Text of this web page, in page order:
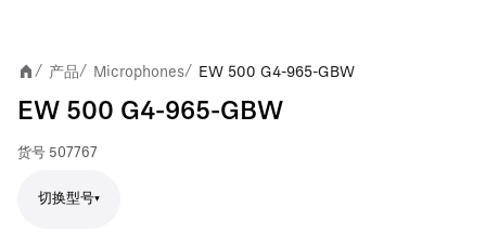
/ 产品/ Microphones/ EW 500 G4-965-GBW
EW 500 G4-965-GBW
货号 507767
切换型号